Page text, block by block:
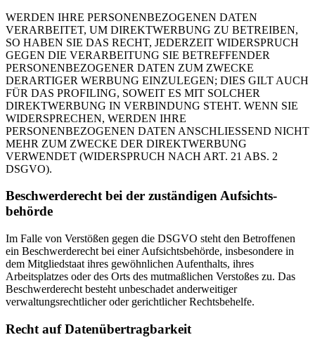
WERDEN IHRE PERSONENBEZOGENEN DATEN
VERARBEITET, UM DIREKTWERBUNG ZU BETREIBEN,
SO HABEN SIE DAS RECHT, JEDERZEIT WIDERSPRUCH
GEGEN DIE VERARBEITUNG SIE BETREFFENDER
PERSONENBEZOGENER DATEN ZUM ZWECKE
DERARTIGER WERBUNG EINZULEGEN; DIES GILT AUCH
FÜR DAS PROFILING, SOWEIT ES MIT SOLCHER
DIREKTWERBUNG IN VERBINDUNG STEHT. WENN SIE
WIDERSPRECHEN, WERDEN IHRE
PERSONENBEZOGENEN DATEN ANSCHLIESSEND NICHT
MEHR ZUM ZWECKE DER DIREKTWERBUNG
VERWENDET (WIDERSPRUCH NACH ART. 21 ABS. 2
DSGVO).
Beschwerde­recht bei der zuständigen Aufsichts­
behörde
Im Falle von Verstößen gegen die DSGVO steht den Betroffenen
ein Beschwerderecht bei einer Aufsichtsbehörde, insbesondere in
dem Mitgliedstaat ihres gewöhnlichen Aufenthalts, ihres
Arbeitsplatzes oder des Orts des mutmaßlichen Verstoßes zu. Das
Beschwerderecht besteht unbeschadet anderweitiger
verwaltungsrechtlicher oder gerichtlicher Rechtsbehelfe.
Recht auf Daten­übertrag­barkeit